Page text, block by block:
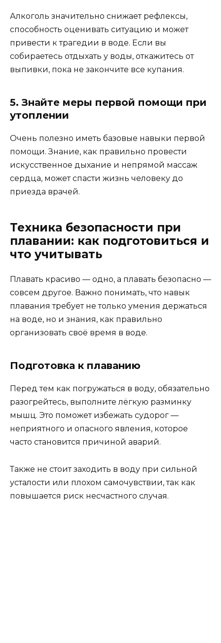
Алкоголь значительно снижает рефлексы,
способность оценивать ситуацию и может
привести к трагедии в воде. Если вы
собираетесь отдыхать у воды, откажитесь от
выпивки, пока не закончите все купания.
5. Знайте меры первой помощи при
утоплении
Очень полезно иметь базовые навыки первой
помощи. Знание, как правильно провести
искусственное дыхание и непрямой массаж
сердца, может спасти жизнь человеку до
приезда врачей.
Техника безопасности при
плавании: как подготовиться и
что учитывать
Плавать красиво — одно, а плавать безопасно —
совсем другое. Важно понимать, что навык
плавания требует не только умения держаться
на воде, но и знания, как правильно
организовать своё время в воде.
Подготовка к плаванию
Перед тем как погружаться в воду, обязательно
разогрейтесь, выполните лёгкую разминку
мышц. Это поможет избежать судорог —
неприятного и опасного явления, которое
часто становится причиной аварий.
Также не стоит заходить в воду при сильной
усталости или плохом самочувствии, так как
повышается риск несчастного случая.